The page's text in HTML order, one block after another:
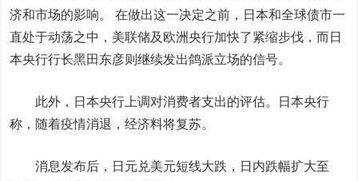
济和市场的影响。 在做出这一决定之前，日本和全球债市一
直处于动荡之中，美联储及欧洲央行加快了紧缩步伐，而日
本央行行长黑田东彦则继续发出鸽派立场的信号。
此外，日本央行上调对消费者支出的评估。日本央行
称，随着疫情消退，经济料将复苏。
消息发布后，日元兑美元短线大跌，日内跌幅扩大至